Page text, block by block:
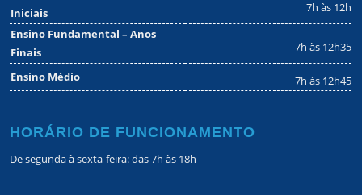
Iniciais
7h às 12h
Ensino Fundamental – Anos
Finais
7h às 12h35
Ensino Médio 7h às 12h45
HORÁRIO DE FUNCIONAMENTO
De segunda à sexta-feira: das 7h às 18h